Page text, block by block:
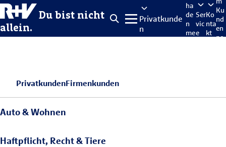
Du bist nicht
allein.
Privatkunde
n
ha
de
n
me
Ser
vic
e
Ko
nta
kt
Ku
nd
en
po
PrivatkundenFirmenkunden
Auto & Wohnen
Haftpflicht, Recht & Tiere